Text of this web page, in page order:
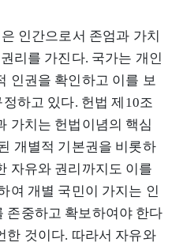
인간으로서 존엄과 가치
리를 가진다. 국가는 개인
인권을 확인하고 이를 보
하고 있다. 헌법 제10조
가치는 헌법이념의 핵심
개별적 기본권을 비롯하
자유와 권리까지도 이를
여 개별 국민이 가지는 인
존중하고 확보하여야 한다
한 것이다. 따라서 자유와